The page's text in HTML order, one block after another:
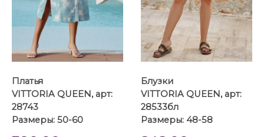
Платья
VITTORIA QUEEN, арт:
28743
Размеры: 50-60
Блузки
VITTORIA QUEEN, арт:
28533бл
Размеры: 48-58